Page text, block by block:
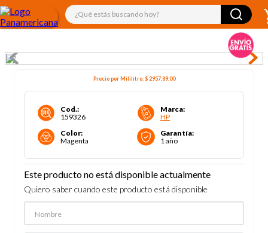
¿Qué estás buscando hoy?
Precio porMililitro:$ 2957,89.00
Cod.:
159326
Marca:
HP
Color:
Magenta
Garantía:
1 año
Este producto no está disponible actualmente
Quiero saber cuando este producto está disponible